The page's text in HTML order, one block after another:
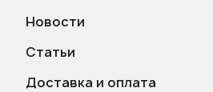
Новости
Статьи
Доставка и оплата